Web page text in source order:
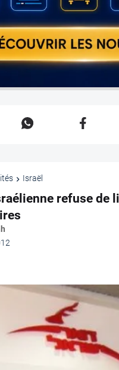
Israël
refuse de